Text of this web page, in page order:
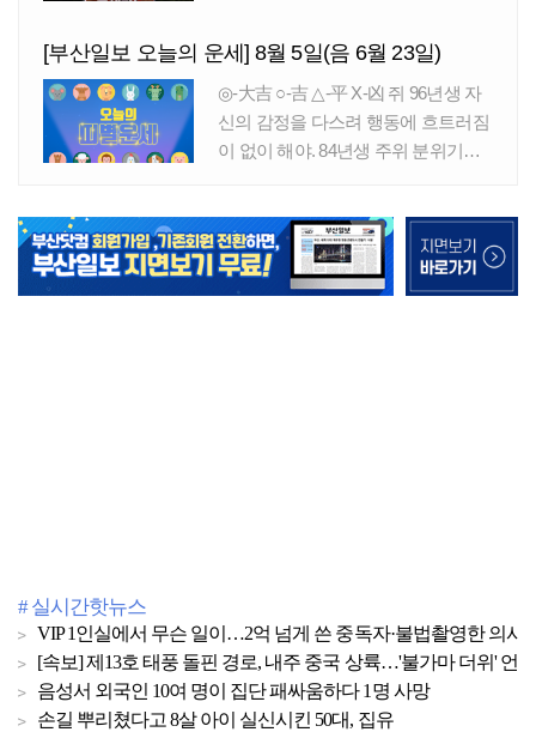
# 실시간핫뉴스
VIP 1인실에서 무슨 일이…2억 넘게 쓴 중독자·불법촬영한 의사
[속보] 제13호 태풍 돌핀 경로, 내주 중국 상륙…'불가마 더위' 언
음성서 외국인 10여 명이 집단 패싸움하다 1명 사망
손길 뿌리쳤다고 8살 아이 실신시킨 50대, 집유